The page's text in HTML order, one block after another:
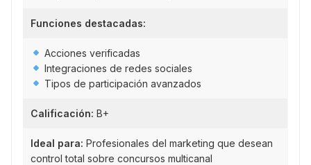
Funciones destacadas:
Acciones verificadas
Integraciones de redes sociales
Tipos de participación avanzados
Calificación: B+
Ideal para: Profesionales del marketing que desean
control total sobre concursos multicanal